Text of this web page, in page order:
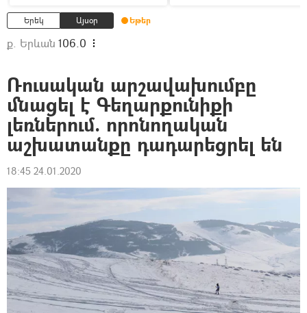
Երեկ Այսօր Եթեր
ք. Երևան 106.0
Ռուսական արշավախումբը
մնացել է Գեղարքունիքի
լեռներում. որոնողական
աշխատանքը դադարեցրել են
18:45 24.01.2020